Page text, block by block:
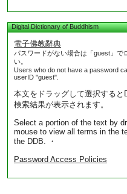
Digital Dictionary of Buddhism
電子佛教辭典
パスワードがない場合は「guest」で
い。
Users who do not have a password
userID "guest".
本文をドラッグして選択すると
検索結果が表示されます。
Select a portion of the text by
mouse to view all terms in the
the DDB. ・
Password Access Policies